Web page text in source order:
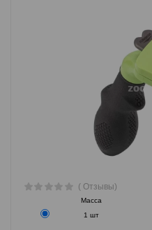
( Отзывы)
Масса
1 шт